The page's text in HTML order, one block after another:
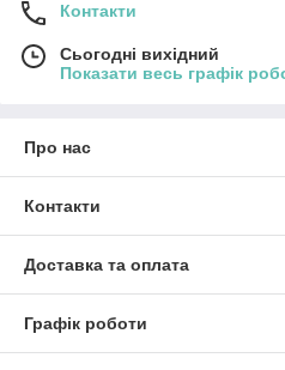
Контакти
Сьогодні вихідний
Показати весь графік
Про нас
Контакти
Доставка та оплата
Графік роботи